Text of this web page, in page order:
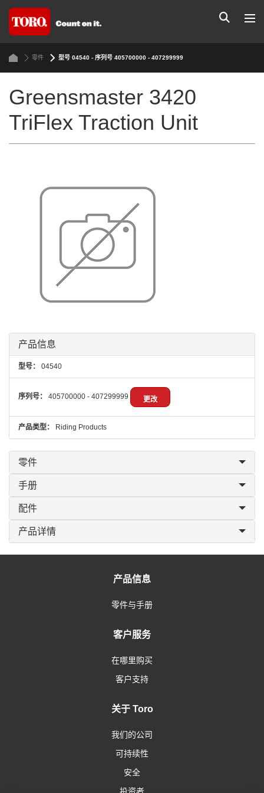
零件 型号 04540 - 序列号 405700000 - 407299999
Greensmaster 3420
TriFlex Traction Unit
产品信息
型号： 04540
序列号： 405700000 - 407299999 更改
产品类型： Riding Products
零件
手册
配件
产品详情
产品信息
零件与手册
客户服务
在哪里购买
客户支持
关于 Toro
我们的公司
可持续性
安全